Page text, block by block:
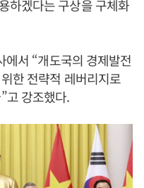
하겠다는 구상을 구체화
서 “개도국의 경제발전
한 전략적 레버리지로
고 강조했다.